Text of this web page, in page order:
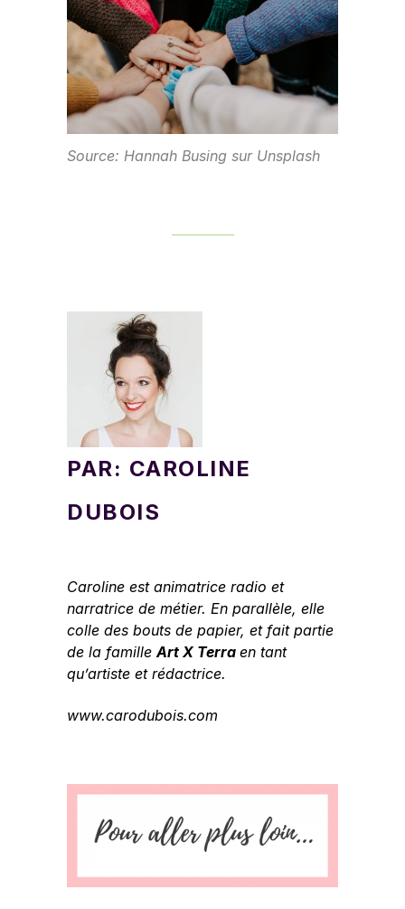
Source: Hannah Busing sur Unsplash
PAR: CAROLINE
DUBOIS
Caroline est animatrice radio et
narratrice de métier. En parallèle, elle
colle des bouts de papier, et fait partie
de la familleArt X Terra en tant
qu’artiste et rédactrice.
www.carodubois.com